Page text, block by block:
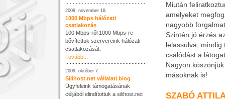
2009. november 18.
1000 Mbps hálózati
csatlakozás
100 Mbps-ről 1000 Mbps-re
bővítettük szervereink hálózati
csatlakozását.
Tovább...
2009. október 7.
Silihost.net vállalati blog
Ügyfeleink támogatásának
céljából elindítottuk a silihost.net
Miután
amelyeket
nagyobb
Szintén jó érzés
lelassulva,
csalódást a
Nagyon
másoknak is!
SZABÓ